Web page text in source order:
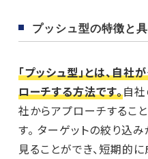
プッシュ型の特徴と
「プッシュ型」とは、自
ローチする方法です。自社
社からアプローチするこ
す。 ターゲットの絞り込
見ることができ、短期的